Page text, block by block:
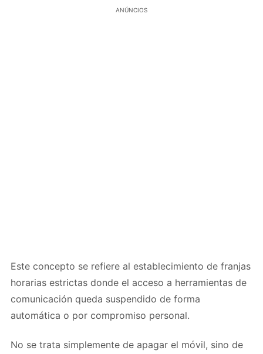
ANÚNCIOS
Este concepto se refiere al establecimiento de franjas
horarias estrictas donde el acceso a herramientas de
comunicación queda suspendido de forma
automática o por compromiso personal.
No se trata simplemente de apagar el móvil, sino de